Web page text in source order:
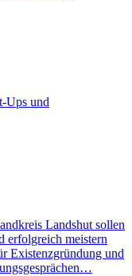
Ups und
Landshut sollen
erfolgreich meistern
Existenzgründung und